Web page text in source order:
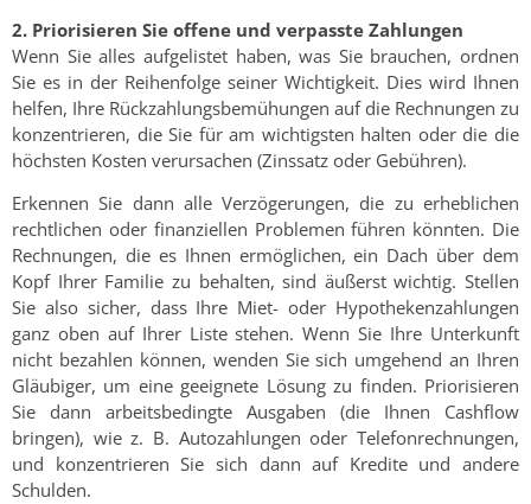
2. Priorisieren Sie offene und verpasste Zahlungen
Wenn Sie alles aufgelistet haben, was Sie brauchen, ordnen
Sie es in der Reihenfolge seiner Wichtigkeit. Dies wird Ihnen
helfen, Ihre Rückzahlungsbemühungen auf die Rechnungen zu
konzentrieren, die Sie für am wichtigsten halten oder die die
höchsten Kosten verursachen (Zinssatz oder Gebühren).
Erkennen Sie dann alle Verzögerungen, die zu erheblichen
rechtlichen oder finanziellen Problemen führen könnten. Die
Rechnungen, die es Ihnen ermöglichen, ein Dach über dem
Kopf Ihrer Familie zu behalten, sind äußerst wichtig. Stellen
Sie also sicher, dass Ihre Miet- oder Hypothekenzahlungen
ganz oben auf Ihrer Liste stehen. Wenn Sie Ihre Unterkunft
nicht bezahlen können, wenden Sie sich umgehend an Ihren
Gläubiger, um eine geeignete Lösung zu finden. Priorisieren
Sie dann arbeitsbedingte Ausgaben (die Ihnen Cashflow
bringen), wie z. B. Autozahlungen oder Telefonrechnungen,
und konzentrieren Sie sich dann auf Kredite und andere
Schulden.